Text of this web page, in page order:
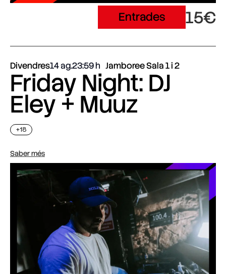
Entrades 15€
Divendres14 ag.23:59 Jamboree Sala 1 i 2
Friday Night: DJ
Eley + Muuz
+18
Saber més